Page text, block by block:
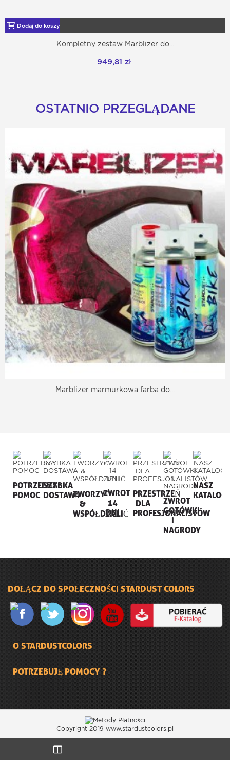
Dodaj do koszyka
Kompletny zestaw Marblizer do...
949,81 zł
OSTATNIO PRZEGLĄDANE
Marblizer marmurkowa farba do...
POTRZEBNA
POMOC
SZYBKA
DOSTAWATWORZYĆ
&
WSPÓŁDZIELIĆ
ZWROT
14
DNI
PRZESTRZEŃ
DLA
PROFESJONALISTÓW
ZWROT
GOTÓWKI
I
NAGRODY
NASZ
KATALOG
DOŁĄCZ DO SPOŁECZNOŚCI STARDUST COLORS
O STARDUSTCOLORS
POTRZEBUJĘ POMOCY ?
Copyright 2019 www.stardustcolors.pl